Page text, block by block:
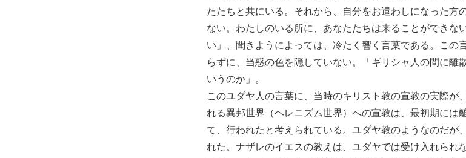
たたちと共にいる。それから、自分をお遣わしになった
ない。わたしのいる所に、あなたたちは来ることができ
い」、聞きようによっては、冷たく響く言葉である。こ
らずに、当惑の色を隠していない。「ギリシャ人の間に
いうのか」。
このユダヤ人の言葉に、当時のキリスト教の宣教の実際
れる異邦世界（ヘレニズム世界）への宣教は、最初期に
て、行われたと考えられている。ユダヤ教のようなのだ
れた。ナザレのイエスの教えは、ユダヤでは受け入れら